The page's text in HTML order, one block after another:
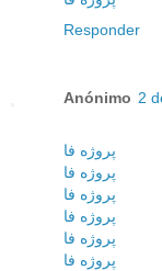
Responder
Anónimo 2
پروژه فا
پروژه فا
پروژه فا
پروژه فا
پروژه فا
پروژه فا